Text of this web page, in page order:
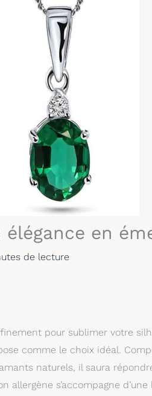
en
de lecture
pour sublimer votre
comme le choix idéal.
naturels, il saura
allergène s’accompagne